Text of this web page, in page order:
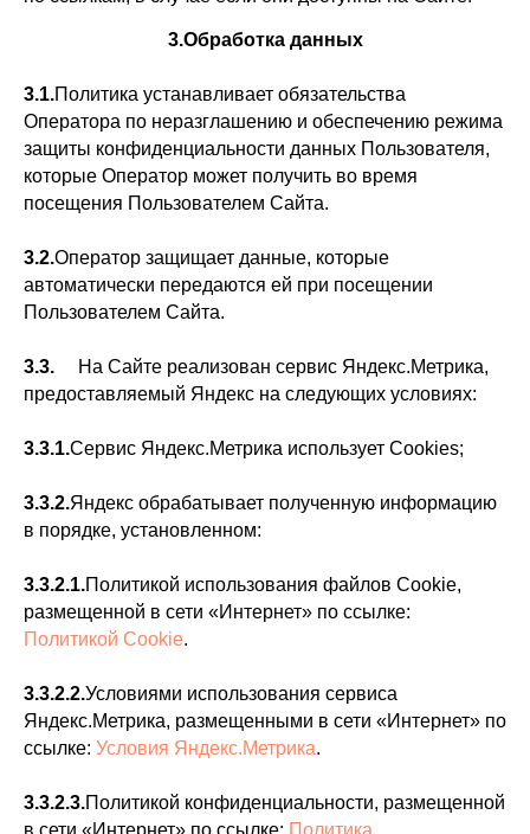
3.Обработка данных
3.1.Политика устанавливает обязательства
Оператора по неразглашению и обеспечению режима
защиты конфиденциальности данных Пользователя,
которые Оператор может получить во время
посещения Пользователем Сайта.
3.2.Оператор защищает данные, которые
автоматически передаются ей при посещении
Пользователем Сайта.
3.3.
На Сайте реализован сервис Яндекс.Метрика,
предоставляемый Яндекс на следующих условиях:
3.3.1.Сервис Яндекс.Метрика использует Cookies;
3.3.2.Яндекс обрабатывает полученную информацию
в порядке, установленном:
3.3.2.1.Политикой использования файлов Cookie,
размещенной в сети «Интернет» по ссылке:
Политикой Cookie.
3.3.2.2.Условиями использования сервиса
Яндекс.Метрика, размещенными в сети «Интернет» по
ссылке: Условия Яндекс.Метрика.
3.3.2.3.Политикой конфиденциальности, размещенной
в сети «Интернет» по ссылке: Политика